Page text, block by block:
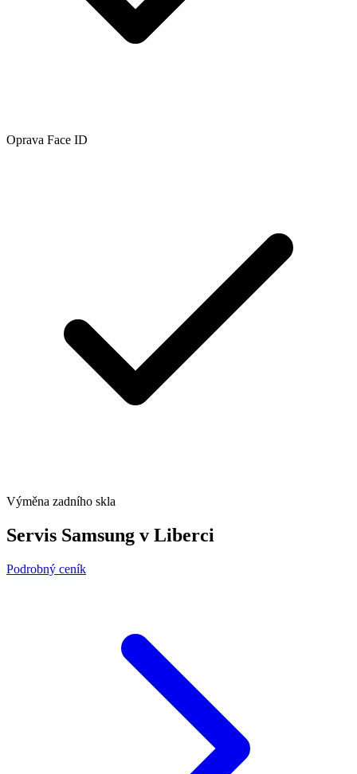
Oprava Face ID
Výměna zadního skla
Servis Samsung v Liberci
Podrobný ceník